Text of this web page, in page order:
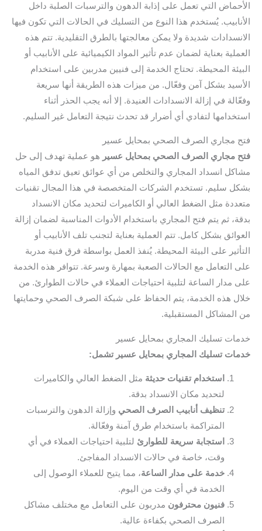
الأحماض التي تعمل على إذابة الدهون والترسبات الصلبة داخل
الأنابيب. يُستخدم هذا النوع من التسليك في الحالات التي تكون فيها
الانسدادات شديدة ولا يمكن معالجتها بالطرق التقليدية. تتم هذه
العملية بعناية لضمان عدم تأثير المواد الكيميائية على الأنابيب أو
البيئة المحيطة. تحتاج الخدمة إلى فنيين مدربين على استخدام
الأسيد بشكل آمن وفعّال. من ميزات هذه الطريقة أنها سريعة
وفعّالة في إزالة الانسدادات العنيدة. إلا أنه يجب الحذر أثناء
استخدامها لتفادي أي أضرار قد تحدث نتيجة التعامل غير السليم.
فتح مجاري الصرف الصحي بمحايل عسير
فتح مجاري الصرف الصحي بمحايل عسير هو عملية تهدف إلى حل
مشاكل انسداد المجاري والتخلص من أي عوائق تعيق تدفق المياه
بشكل سليم. تستخدم الشركات المتخصصة في هذا المجال تقنيات
متعددة مثل الضغط العالي أو الكاميرات لتحديد مكان الانسداد
بدقة، ثم يتم فتح المجاري باستخدام الأدوات المناسبة لضمان إزالة
العوائق بشكل كامل. تتم العملية بعناية لتجنب تلف الأنابيب أو
التأثير على البيئة المحيطة. يُنفذ العمل بواسطة فرق فنية مدربة
على التعامل مع الحالات الصعبة بمهارة وسرعة. تتوافر هذه الخدمة
على مدار الساعة لتلبية احتياجات العملاء في حالات الطوارئ. من
خلال هذه الخدمة، يتم الحفاظ على شبكة الصرف الصحي وحمايتها
من المشاكل المستقبلية.
خدمات تسليك المجاري بمحايل عسير
خدمات تسليك المجاري بمحايل عسير تشمل:
استخدام تقنيات حديثة مثل الضغط العالي والكاميرات
لتحديد مكان الانسداد بدقة.
تنظيف أنابيب الصرف الصحي وإزالة الدهون والترسبات
المتراكمة باستخدام طرق آمنة وفعّالة.
استجابة سريعة للطوارئ لتلبية احتياجات العملاء في أي
وقت، خاصة في حالات الانسداد المفاجئ.
خدمة على مدار الساعة، مما يتيح للعملاء الوصول إلى
الخدمة في أي وقت من اليوم.
فنيون محترفون مدربون على التعامل مع مختلف مشاكل
الصرف الصحي بكفاءة عالية.